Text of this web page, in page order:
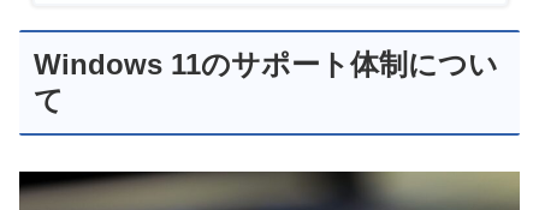
Windows 11のサポート体制につい
て